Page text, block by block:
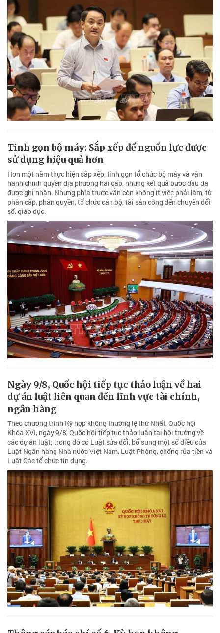
Tinh gọn bộ máy: Sắp xếp để nguồn lực được
sử dụng hiệu quả hơn
Hơn một năm thực hiện sắp xếp, tinh gọn tổ chức bộ máy và vận
hành chính quyền địa phương hai cấp, những kết quả bước đầu đã
được ghi nhận. Nhưng phía trước vẫn còn không ít việc phải làm, từ
phân cấp, phân quyền, tổ chức cán bộ, tài sản công đến chuyển đổi
số, giáo dục.
Ngày 9/8, Quốc hội tiếp tục thảo luận về hai
dự án luật liên quan đến lĩnh vực tài chính,
ngân hàng
Theo chương trình Kỳ họp không thường lệ thứ Nhất, Quốc hội
Khóa XVI, ngày 9/8, Quốc hội tiếp tục thảo luận tại hội trường về
các dự án luật; trong đó có Luật sửa đổi, bổ sung một số điều của
Luật Ngân hàng Nhà nước Việt Nam, Luật Phòng, chống rửa tiền và
Luật Các tổ chức tín dụng.